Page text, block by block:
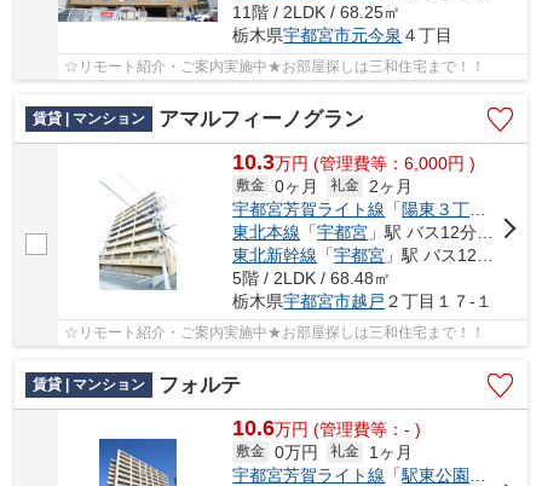
11階 / 2LDK / 68.25㎡
栃木県宇都宮市元今泉 ４丁目
☆リモート紹介・ご案内実施中★お部屋探しは三和住宅まで！！
賃貸 | マンション アマルフィーノグラン
10.3万円 (管理費等：6,000円 )
敷金 0ヶ月 礼金
2ヶ月
宇都宮芳賀ライト線 「陽東３丁目
東北本線 「宇都宮 」駅 バス12分 「越戸二丁目」 停歩1分
東北新幹線 「宇都宮 」駅 バス12分 「越戸二丁目」 停歩1分
5階 / 2LDK / 68.48㎡
栃木県宇都宮市越戸 ２丁目１７-１
☆リモート紹介・ご案内実施中★お部屋探しは三和住宅まで！！
賃貸 | マンション フォルテ
10.6万円 (管理費等：- )
敷金 0万円 礼金
1ヶ月
宇都宮芳賀ライト線 「駅東公園前